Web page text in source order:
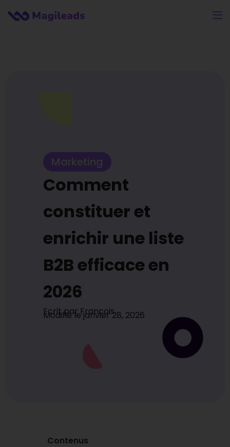
Marketing
Comment
constituer et
enrichir une liste
B2B efficace en
2026
Ecrit parFrancois
Modifié le janvier 28, 2026
Contenus